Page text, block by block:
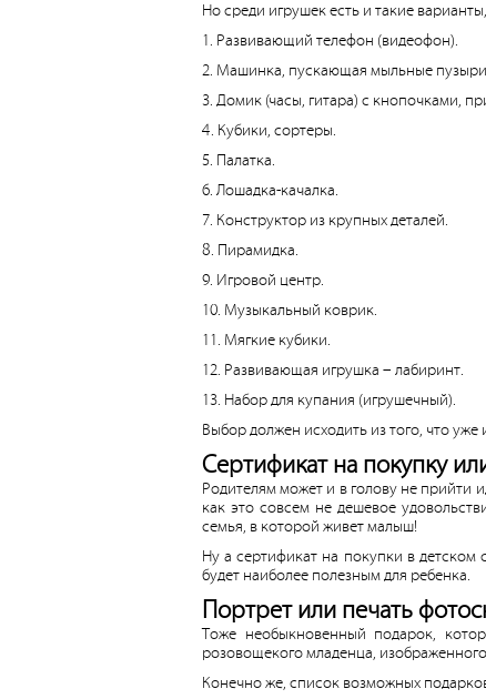
Но среди игрушек есть и такие
1. Развивающий телефон (видеофон).
2. Машинка, пускающая мыльные
3. Домик (часы, гитара) с кнопочками,
4. Кубики, сортеры.
5. Палатка.
6. Лошадка-качалка.
7. Конструктор из крупных деталей.
8. Пирамидка.
9. Игровой центр.
10. Музыкальный коврик.
11. Мягкие кубики.
12. Развивающая игрушка – лабиринт.
13. Набор для купания (игрушечный).
Выбор должен исходить из того, что
Сертификат на покупку
Родителям может и в голову не прийти
как это совсем не дешевое
семья, в которой живет малыш!
Ну а сертификат на покупки в
будет наиболее полезным для ребенка.
Портрет или печать
Тоже необыкновенный подарок,
розовощекого младенца,
Конечно же, список возможных